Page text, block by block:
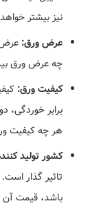
نیز بیشتر
عرض ورق: عرض
چه عرض ورق
کیفیت ورق:
برابر خوردگی،
هر چه کیفیت
کشور تولید
تاثیر گذار
باشد، قیمت آن